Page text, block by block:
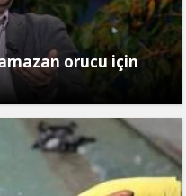
orucu için